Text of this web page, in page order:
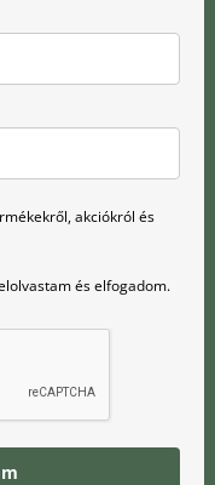
akciókról és
és elfogadom.